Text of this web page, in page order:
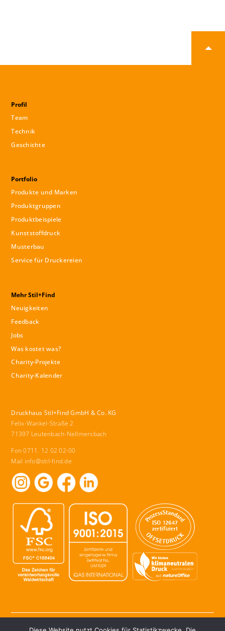
Profil
Team
Technik
Geschichte
Portfolio
Produkte und Marken
Produktgruppen
Produktbeispiele
Kunststoffdruck
Musterbau
Service für Druckereien
Mehr Stil+Find
Neuigkeiten
Feedback
Jobs
Was kostet was?
Charity-Projekte
Charity-Kalender
Druckhaus Stil+Find GmbH & Co. KG
Felix-Wankel-Straße 2
71397 Leutenbach-Nellmersbach
Fon 0711. 12 02 02-00
Mail info@stil-find.de
© Druckhaus Stil+Find GmbH & Co. KG 2026